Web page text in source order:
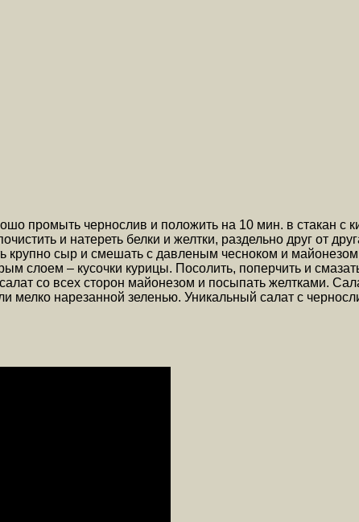
промыть чернослив и положить на 10 мин. в стакан с
и натереть белки и желтки, раздельно друг от
крупно сыр и смешать с давленым чесноком и
слоем – кусочки курицы. Посолить, поперчить и
со всех сторон майонезом и посыпать желтками.
мелко нарезанной зеленью. Уникальный салат с